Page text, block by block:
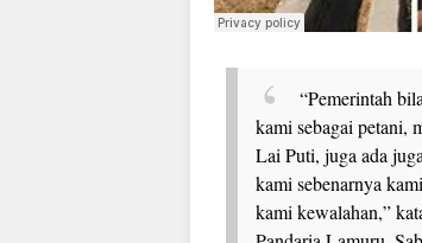
“Pemerintah
kami sebagai petani,
Lai Puti, juga ada
kami sebenarnya
kami kewalahan,”